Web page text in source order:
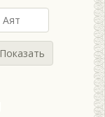
Показать